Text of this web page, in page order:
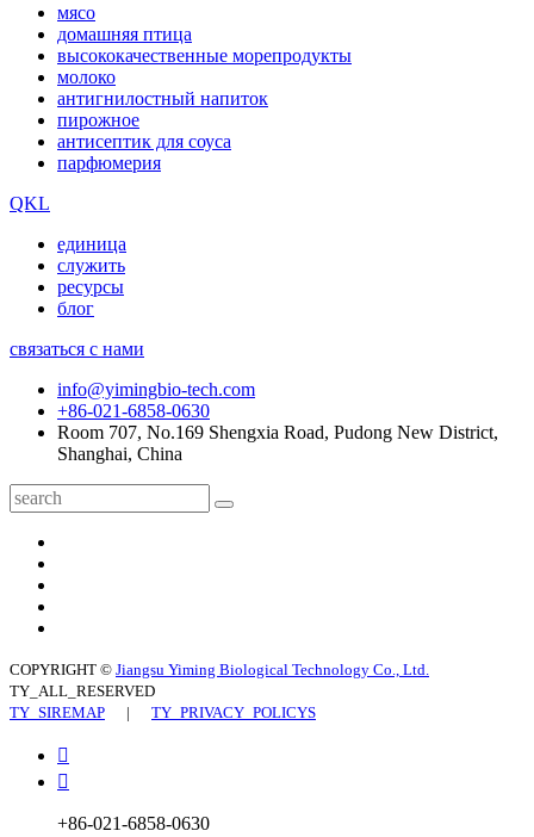
мясо
домашняя птица
высококачественные морепродукты
молоко
антигнилостный напиток
пирожное
антисептик для соуса
парфюмерия
QKL
единица
служить
ресурсы
блог
связаться с нами
info@yimingbio-tech.com
+86-021-6858-0630
Room 707, No.169 Shengxia Road, Pudong New District,
Shanghai, China
COPYRIGHT © Jiangsu Yiming Biological Technology Co., Ltd.
TY_ALL_RESERVED
TY_SIREMAP | TY_PRIVACY_POLICYS


+86-021-6858-0630